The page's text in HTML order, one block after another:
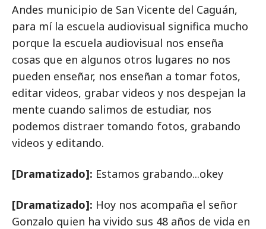
Andes municipio de San Vicente del Caguán,
para mí la escuela audiovisual significa mucho
porque la escuela audiovisual nos enseña
cosas que en algunos otros lugares no nos
pueden enseñar, nos enseñan a tomar fotos,
editar videos, grabar videos y nos despejan la
mente cuando salimos de estudiar, nos
podemos distraer tomando fotos, grabando
videos y editando.
[Dramatizado]: Estamos grabando...okey
[Dramatizado]: Hoy nos acompaña el señor
Gonzalo quien ha vivido sus 48 años de vida en